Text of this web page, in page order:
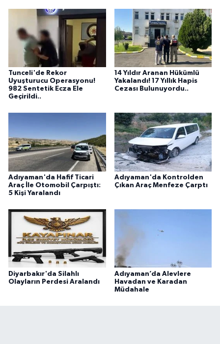
Tunceli'de Rekor
Uyuşturucu Operasyonu!
982 Sentetik Ecza Ele
Geçirildi..
14 Yıldır Aranan Hükümlü
Yakalandı! 17 Yıllık Hapis
Cezası Bulunuyordu..
Adıyaman'da Hafif Ticari
Araç İle Otomobil Çarpıştı:
5 Kişi Yaralandı
Adıyaman'da Kontrolden
Çıkan Araç Menfeze Çarptı
Diyarbakır'da Silahlı
Olayların Perdesi Aralandı
Adıyaman’da Alevlere
Havadan ve Karadan
Müdahale